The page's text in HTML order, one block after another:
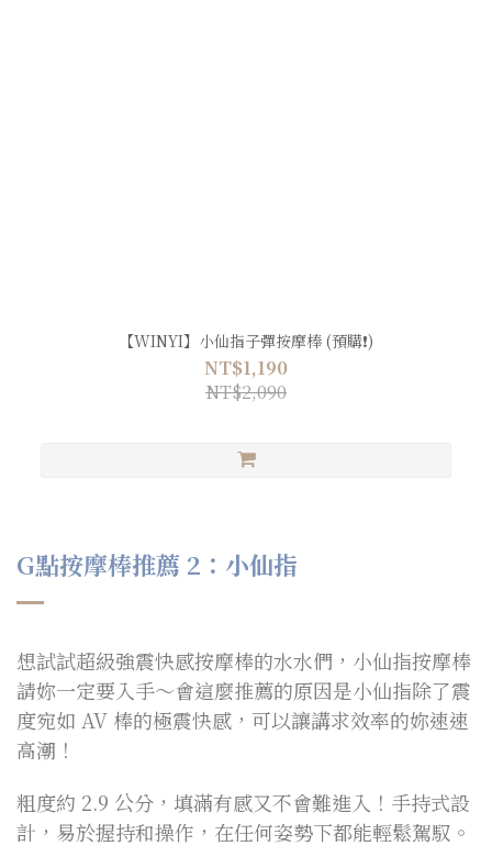
【WINYI】小仙指子彈按摩棒 (預購❗️)
NT$1,190
NT$2,090
G點按摩棒推薦 2：小仙指
想試試超級強震快感按摩棒的水水們，小仙指按摩棒
請妳一定要入手～會這麼推薦的原因是小仙指除了震
度宛如 AV 棒的極震快感，可以讓講求效率的妳速速
高潮！
粗度約 2.9 公分，填滿有感又不會難進入！手持式設
計，易於握持和操作，在任何姿勢下都能輕鬆駕馭。